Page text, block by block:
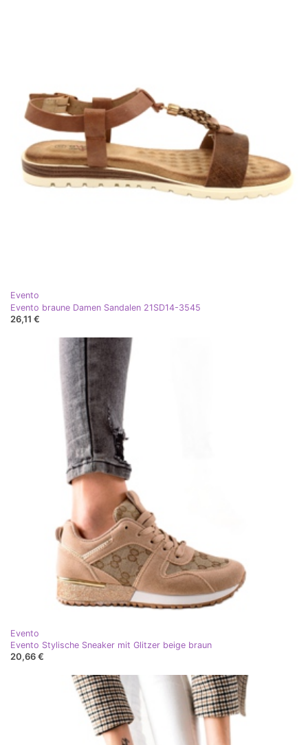
Evento
Evento braune Damen Sandalen 21SD14-3545
26,11 €
Evento
Evento Stylische Sneaker mit Glitzer beige braun
20,66 €